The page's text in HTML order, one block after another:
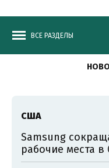
ВСЕ РАЗДЕЛЫ
США
Samsung
рабочие места